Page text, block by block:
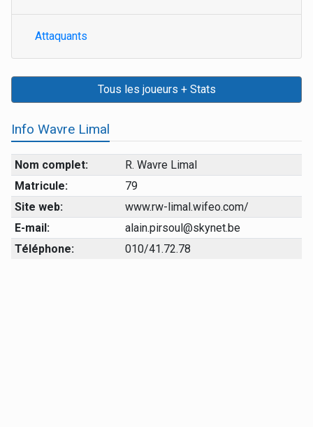
Attaquants
Tous les joueurs + Stats
Info Wavre Limal
Nom complet:
R. Wavre Limal
Matricule:
79
Site web:
www.rw-limal.wifeo.com/
E-mail:
alain.pirsoul@skynet.be
Téléphone:
010/41.72.78